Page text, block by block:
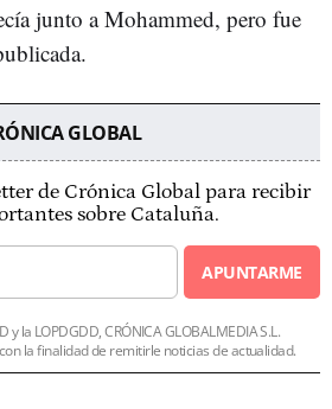
junto a Mohammed, pero fue
GLOBAL
de Crónica Global para recibir
sobre Cataluña.
APUNTARME
la LOPDGDD, CRÓNICA GLOBALMEDIA S.L.
la finalidad de remitirle noticias de actualidad.